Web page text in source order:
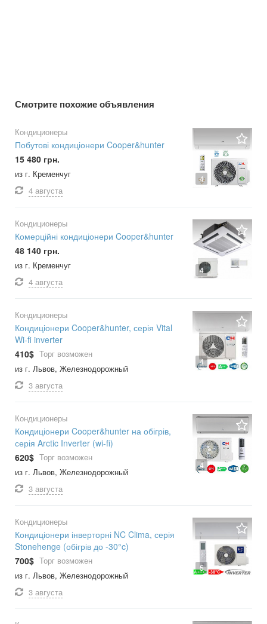
Смотрите похожие объявления
4
Кондиционеры
Побутові кондиціонери Cooper&hunter
15 480 грн.
из г. Кременчуг
4 августа
4
Кондиционеры
Комерційні кондиціонери Cooper&hunter
48 140 грн.
из г. Кременчуг
4 августа
4
Кондиционеры
Кондиціонери Cooper&hunter, серія Vital
Wi-fi inverter
410$ Торг возможен
из г. Львов, Железнодорожный
3 августа
4
Кондиционеры
Кондиціонери Cooper&hunter на обігрів,
серія Arctic Inverter (wi-fi)
620$ Торг возможен
из г. Львов, Железнодорожный
3 августа
5
Кондиционеры
Кондиціонери інверторні NC Clima, серія
Stonehenge (обігрів до -30°c)
700$ Торг возможен
из г. Львов, Железнодорожный
3 августа